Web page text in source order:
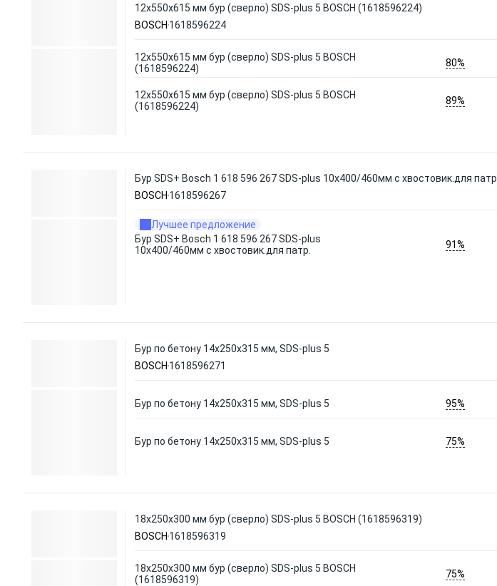
12х550х615 мм бур (сверло) SDS-plus 5 BOSCH (1618596224)
BOSCH 1618596224
12х550х615 мм бур (сверло) SDS-plus 5 BOSCH
(1618596224)
80%
12х550х615 мм бур (сверло) SDS-plus 5 BOSCH
(1618596224)
89%
Бур SDS+ Bosch 1 618 596 267 SDS-plus 10x400/460мм с хвостовик.для патр.
BOSCH 1618596267
Лучшее предложение
Бур SDS+ Bosch 1 618 596 267 SDS-plus
10x400/460мм с хвостовик.для патр.
91%
Бур по бетону 14х250х315 мм, SDS-plus 5
BOSCH 1618596271
Бур по бетону 14х250х315 мм, SDS-plus 5 95%
Бур по бетону 14х250х315 мм, SDS-plus 5 75%
18х250х300 мм бур (сверло) SDS-plus 5 BOSCH (1618596319)
BOSCH 1618596319
18х250х300 мм бур (сверло) SDS-plus 5 BOSCH
(1618596319)
75%